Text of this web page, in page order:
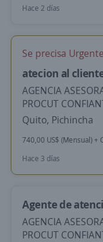
Hace 2 días
Se precisa Urgente
atecion al
AGENCIA
PROCUT
Quito, Pichincha
740,00 US$ (Mensual) +
Hace 3 días
Agente de
AGENCIA
PROCUT